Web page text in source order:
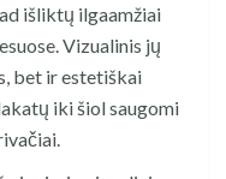
išliktų ilgaamžiai
Vizualinis jų
bet ir estetiškai
iki šiol saugomi